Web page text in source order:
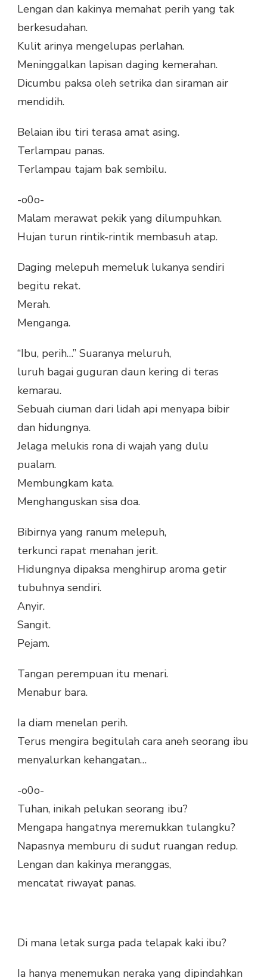
Lengan dan kakinya memahat perih yang tak
berkesudahan.
Kulit arinya mengelupas perlahan.
Meninggalkan lapisan daging kemerahan.
Dicumbu paksa oleh setrika dan siraman air
mendidih.
Belaian ibu tiri terasa amat asing.
Terlampau panas.
Terlampau tajam bak sembilu.
-o0o-
Malam merawat pekik yang dilumpuhkan.
Hujan turun rintik-rintik membasuh atap.
Daging melepuh memeluk lukanya sendiri
begitu rekat.
Merah.
Menganga.
“Ibu, perih…” Suaranya meluruh,
luruh bagai guguran daun kering di teras
kemarau.
Sebuah ciuman dari lidah api menyapa bibir
dan hidungnya.
Jelaga melukis rona di wajah yang dulu
pualam.
Membungkam kata.
Menghanguskan sisa doa.
Bibirnya yang ranum melepuh,
terkunci rapat menahan jerit.
Hidungnya dipaksa menghirup aroma getir
tubuhnya sendiri.
Anyir.
Sangit.
Pejam.
Tangan perempuan itu menari.
Menabur bara.
Ia diam menelan perih.
Terus mengira begitulah cara aneh seorang ibu
menyalurkan kehangatan…
-o0o-
Tuhan, inikah pelukan seorang ibu?
Mengapa hangatnya meremukkan tulangku?
Napasnya memburu di sudut ruangan redup.
Lengan dan kakinya meranggas,
mencatat riwayat panas.
Di mana letak surga pada telapak kaki ibu?
Ia hanya menemukan neraka yang dipindahkan